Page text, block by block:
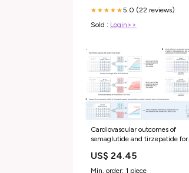
★★★★★5.0 (22 reviews)
Sold : Login>>
Cardiovascular outcomes of
semaglutide and tirzepatide for
clinical practice
US$ 24.45
Min. order: 1 piece